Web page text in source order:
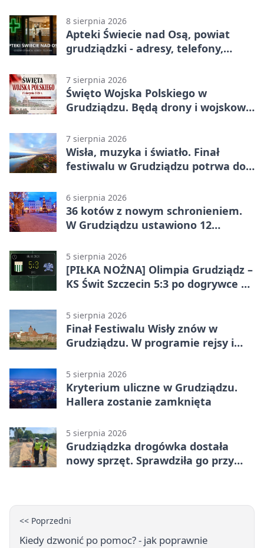
8 sierpnia 2026
Apteki Świecie nad Osą, powiat
grudziądzki - adresy, telefony,
7 sierpnia 2026
Święto Wojska Polskiego w
Grudziądzu. Będą drony i wojskowa
7 sierpnia 2026
Wisła, muzyka i światło. Finał
festiwalu w Grudziądzu potrwa do
6 sierpnia 2026
36 kotów z nowym schronieniem.
W Grudziądzu ustawiono 12
5 sierpnia 2026
[PIŁKA NOŻNA] Olimpia Grudziądz –
KS Świt Szczecin 5:3 po dogrywce w
odwrócili losy meczu
5 sierpnia 2026
Finał Festiwalu Wisły znów w
Grudziądzu. W programie rejsy i
5 sierpnia 2026
Kryterium uliczne w Grudziądzu.
Hallera zostanie zamknięta
5 sierpnia 2026
Grudziądzka drogówka dostała
nowy sprzęt. Sprawdziła go przy
<< Poprzedni
Kiedy dzwonić po pomoc? - jak poprawnie